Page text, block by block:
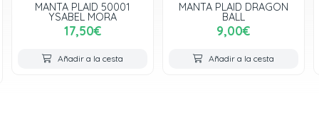
MANTA PLAID 50001
YSABEL MORA
17,50€
Añadir a la cesta
MANTA PLAID DRAGON
BALL
9,00€
Añadir a la cesta